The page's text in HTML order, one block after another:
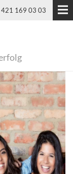
169 03 03